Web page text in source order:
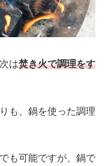
は焚き火で調理をす
も、鍋を使った調理
も可能ですが、鍋で